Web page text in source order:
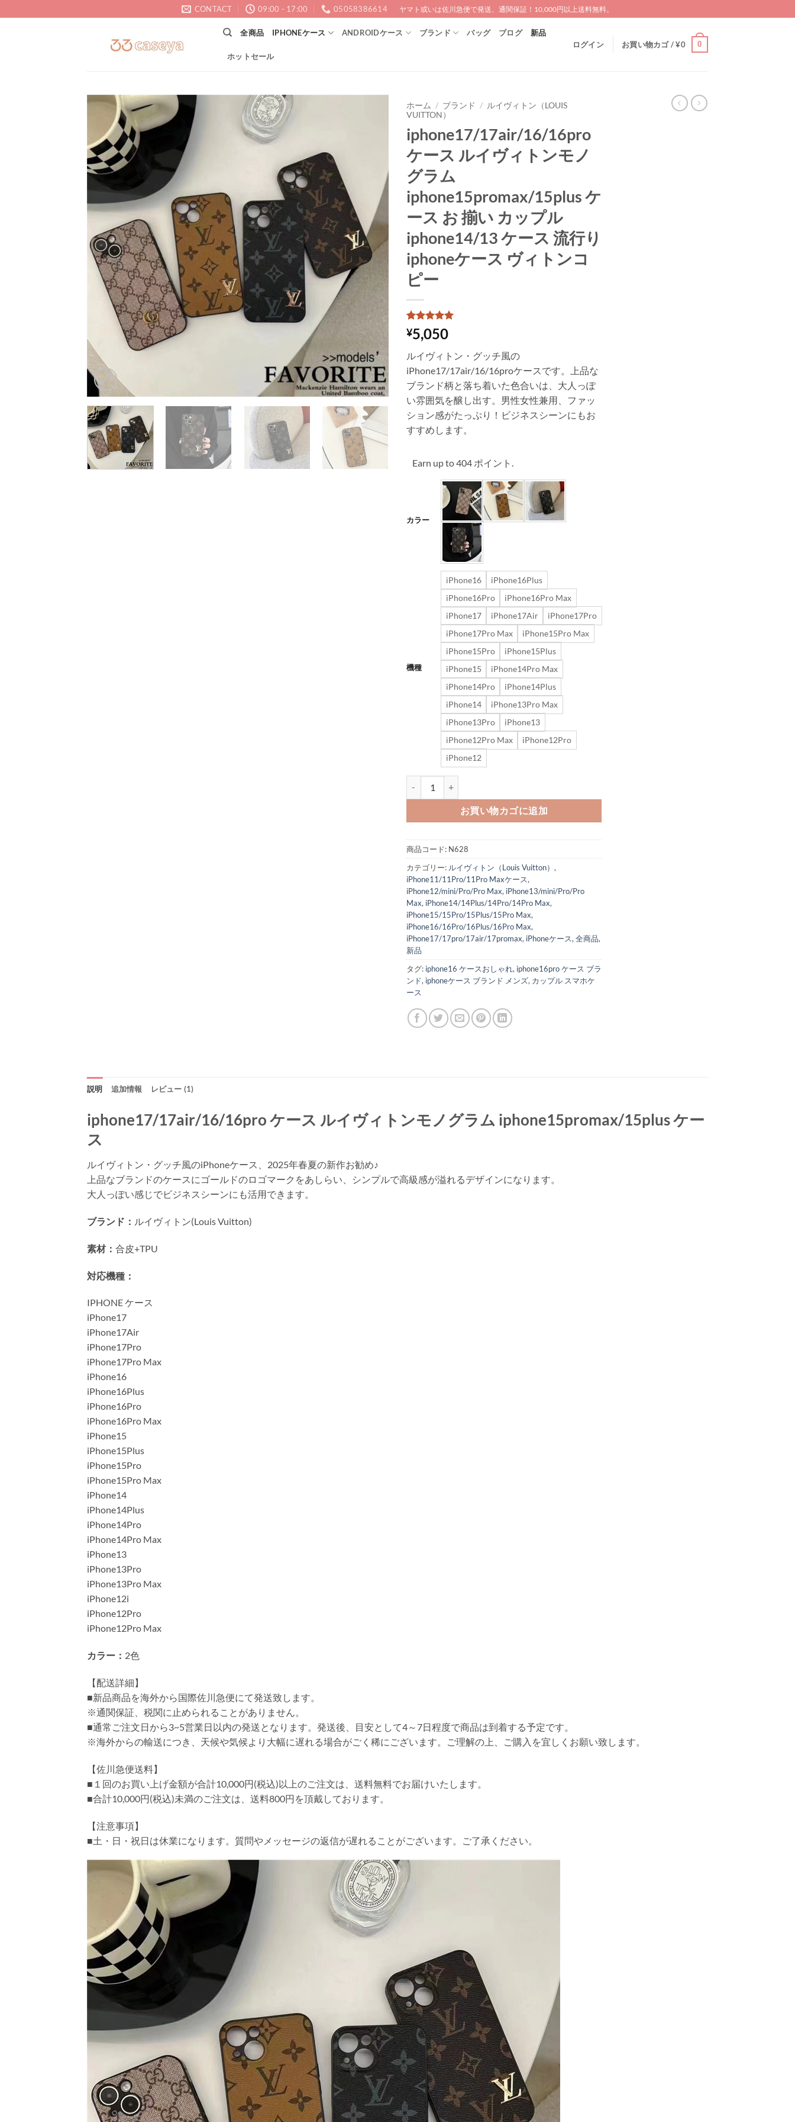
to
CONTACT 09:00 - 17:00 05058386614 ヤマト或いは佐川急便で発送、通関保証！10,000円以上送料無料。
全商品 IPHONEケース ANDROIDケース ブランド バッグ ブログ 新品
ホットセール
ログイン お買い物カゴ /¥0 0
ホーム / ブランド / ルイヴィトン（LOUIS
VUITTON）
iphone17/17air/16/16pro
ケース ルイヴィトンモノ
グラム
iphone15promax/15plus ケ
ース お 揃い カップル
iphone14/13 ケース 流行り
iphoneケース ヴィトンコ
ピー
1
件の利用者
評価に基づ
価のうち、
5点
¥5,050
ルイヴィトン・グッチ風の
iPhone17/17air/16/16proケースです。上品な
ブランド柄と落ち着いた色合いは、大人っぽ
い雰囲気を醸し出す。男性女性兼用、ファッ
ション感がたっぷり！ビジネスシーンにもお
すすめします。
Earn up to 404 ポイント.
カラー
機種
iPhone16
iPhone16Plus
iPhone16Pro
iPhone16Pro Max
iPhone17
iPhone17Air
iPhone17Pro
iPhone17Pro Max
iPhone15Pro Max
iPhone15Pro
iPhone15Plus
iPhone15
iPhone14Pro Max
iPhone14Pro
iPhone14Plus
iPhone14
iPhone13Pro Max
iPhone13Pro
iPhone13
iPhone12Pro Max
iPhone12Pro
iPhone12
お買い物カゴに追加
商品コード: N628
カテゴリー: ルイヴィトン（Louis Vuitton） ,
iPhone11/11Pro/11Pro Maxケース,
iPhone12/mini/Pro/Pro Max, iPhone13/mini/Pro/Pro
Max, iPhone14/14Plus/14Pro/14Pro Max,
iPhone15/15Pro/15Plus/15Pro Max,
iPhone16/16Pro/16Plus/16Pro Max,
iPhone17/17pro/17air/17promax, iPhoneケース, 全商品,
新品
タグ: iphone16 ケースおしゃれ, iphone16pro ケース ブラ
ンド, iphoneケース ブランド メンズ, カップル スマホケ
ース
説明 追加情報 レビュー (1)
iphone17/17air/16/16pro ケース ルイヴィトンモノグラム iphone15promax/15plus ケー
ス
ルイヴィトン・グッチ風のiPhoneケース、2025年春夏の新作お勧め♪
上品なブランドのケースにゴールドのロゴマークをあしらい、シンプルで高級感が溢れるデザインになります。
大人っぽい感じでビジネスシーンにも活用できます。
ブランド： ルイヴィトン(Louis Vuitton)
素材： 合皮+TPU
対応機種：
IPHONE ケース
iPhone17
iPhone17Air
iPhone17Pro
iPhone17Pro Max
iPhone16
iPhone16Plus
iPhone16Pro
iPhone16Pro Max
iPhone15
iPhone15Plus
iPhone15Pro
iPhone15Pro Max
iPhone14
iPhone14Plus
iPhone14Pro
iPhone14Pro Max
iPhone13
iPhone13Pro
iPhone13Pro Max
iPhone12i
iPhone12Pro
iPhone12Pro Max
カラー： 2色
【配送詳細】
■新品商品を海外から国際佐川急便にて発送致します。
※通関保証、税関に止められることがありません。
■通常ご注文日から3~5営業日以内の発送となります。発送後、目安として4～7日程度で商品は到着する予定です。
※海外からの輸送につき、天候や気候より大幅に遅れる場合がごく稀にございます。ご理解の上、ご購入を宜しくお願い致します。
【佐川急便送料】
■１回のお買い上げ金額が合計10,000円(税込)以上のご注文は、送料無料でお届けいたします。
■合計10,000円(税込)未満のご注文は、送料800円を頂戴しております。
【注意事項】
■土・日・祝日は休業になります。質問やメッセージの返信が遅れることがございます。ご了承ください。